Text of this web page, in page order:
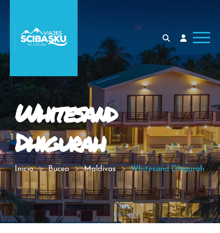
Whitesand
Dhigurah
Inicio Buceo Maldivas Whitesand Dhigurah